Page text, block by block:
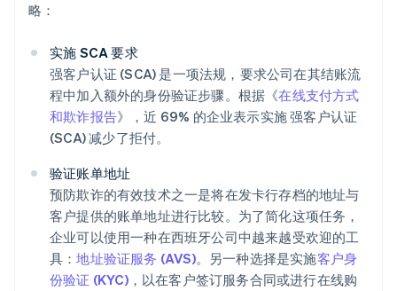
略：
实施 SCA 要求
强客户认证 (SCA) 是一项法规，要求公司在其结账流
程中加入额外的身份验证步骤。根据《在线支付方式
和欺诈报告》，近 69% 的企业表示实施 强客户认证
(SCA) 减少了拒付。
验证账单地址
预防欺诈的有效技术之一是将在发卡行存档的地址与
客户提供的账单地址进行比较。为了简化这项任务，
企业可以使用一种在西班牙公司中越来越受欢迎的工
具：地址验证服务 (AVS)。另一种选择是实施客户身
份验证 (KYC)，以在客户签订服务合同或进行在线购